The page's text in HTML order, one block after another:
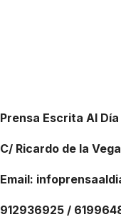
Prensa Escrita Al Día
C/ Ricardo de la
Email:
912936925 /